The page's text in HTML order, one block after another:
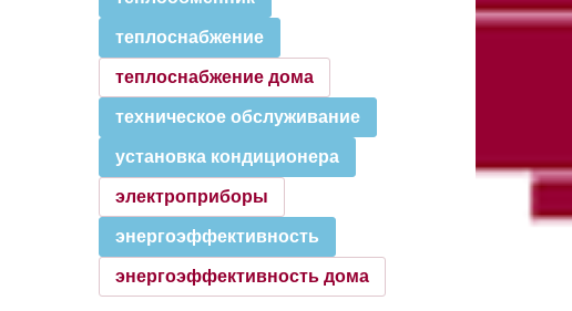
теплоснабжение
теплоснабжение дома
техническое обслуживание
установка кондиционера
электроприборы
энергоэффективность
энергоэффективность дома